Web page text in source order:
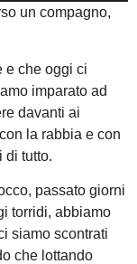
un compagno,
e che oggi ci
imparato ad
davanti ai
la rabbia e con
di tutto.
passato giorni
torridi, abbiamo
siamo scontrati
che lottando